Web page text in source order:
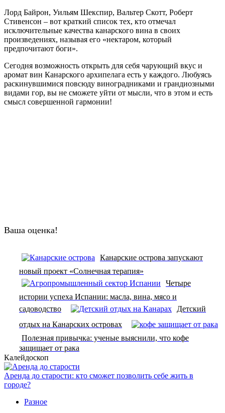
Лорд Байрон, Уильям Шекспир, Вальтер Скотт, Роберт
Стивенсон – вот краткий список тех, кто отмечал
исключительные качества канарского вина в своих
произведениях, называя его «нектаром, который
предпочитают боги».
Сегодня возможность открыть для себя чарующий вкус и
аромат вин Канарского архипелага есть у каждого. Любуясь
раскинувшимися повсюду виноградниками и грандиозными
видами гор, вы не сможете уйти от мысли, что в этом и есть
смысл совершенной гармонии!
Ваша оценка!
Канарские острова запускают
новый проект «Солнечная терапия»
Четыре
истории успеха Испании: масла, вина, мясо и
садоводство
Детский
отдых на Канарских островах
Полезная привычка: ученые выяснили, что кофе
защищает от рака
Калейдоскоп
Аренда до старости: кто сможет позволить себе жить в
городе?
Разное